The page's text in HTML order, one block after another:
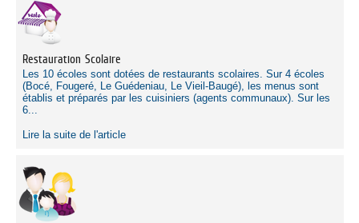
Restauration Scolaire
Les 10 écoles sont dotées de restaurants scolaires. Sur 4 écoles
(Bocé, Fougeré, Le Guédeniau, Le Vieil-Baugé), les menus sont
établis et préparés par les cuisiniers (agents communaux). Sur les
6...
Lire la suite de l'article